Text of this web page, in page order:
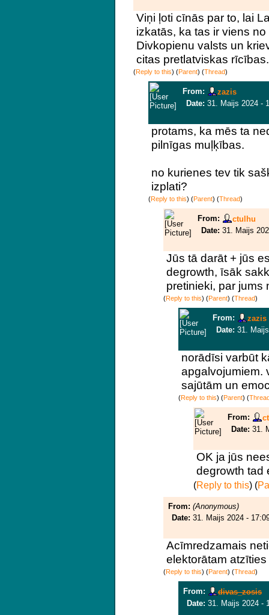
Viņi ļoti cīnās par to, lai
izkatās, ka tas ir viens
Divkopienu valsts un
citas pretlatviskas rīcības.
(Reply to this) (Parent) (Thread)
From:
zazis
Date: 31. Maijs 2024 -
protams, ka mēs ta
pilnīgas muļķības.
no kurienes tev tik
izplati?
(Reply to this) (Parent) (Thread)
From:
ctulhu
Date: 31. Maijs
Jūs tā darāt + jūs
degrowth, īsāk
pretinieki, par jums
(Reply to this) (Parent) (Thread)
From:
zazis
Date: 31.
norādīsi varbūt
apgalvojumiem.
sajūtām un
(Reply to this) (Parent) (
From:
Date: 31.
OK ja jūs
degrowth tad
(Reply to this) (
From: (Anonymous)
Date: 31. Maijs 2024 -
Acīmredzamais
elektorātam
(Reply to this) (Parent) (Thread)
From:
divas_zosis
Date: 31. Maijs 2024 -